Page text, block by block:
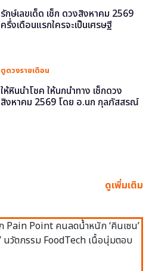
รักษ์เลขเด็ด เช็ก ดวงสิงหาคม 2569
ครึ่งเดือนแรกใครจะเป็นเศรษฐี
ดูดวงรายเดือน
ให้หินนำโชค ให้นกนำทาง เช็กดวง
สิงหาคม 2569 โดย อ.นก กุลภัสสรณ์
ดูเพิ่มเติม